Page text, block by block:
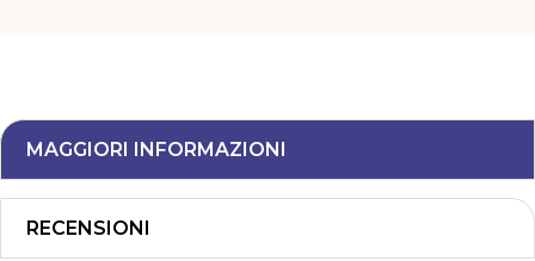
MAGGIORI INFORMAZIONI
RECENSIONI